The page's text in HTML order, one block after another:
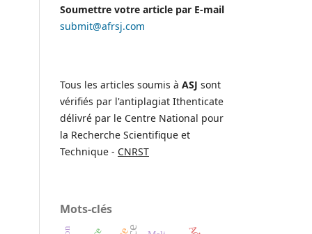
ET
Soumettre votre article par E-mail
submit@afrsj.com
Tous les articles soumis à ASJ sont
vérifiés par l'antiplagiat Ithenticate
délivré par le Centre National pour
la Recherche Scientifique et
Technique - CNRST
Mots-clés